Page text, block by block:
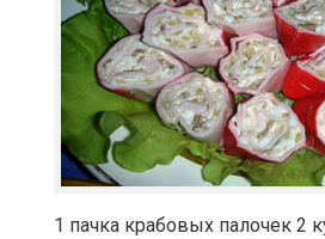
1 пачка крабовых палочек 2